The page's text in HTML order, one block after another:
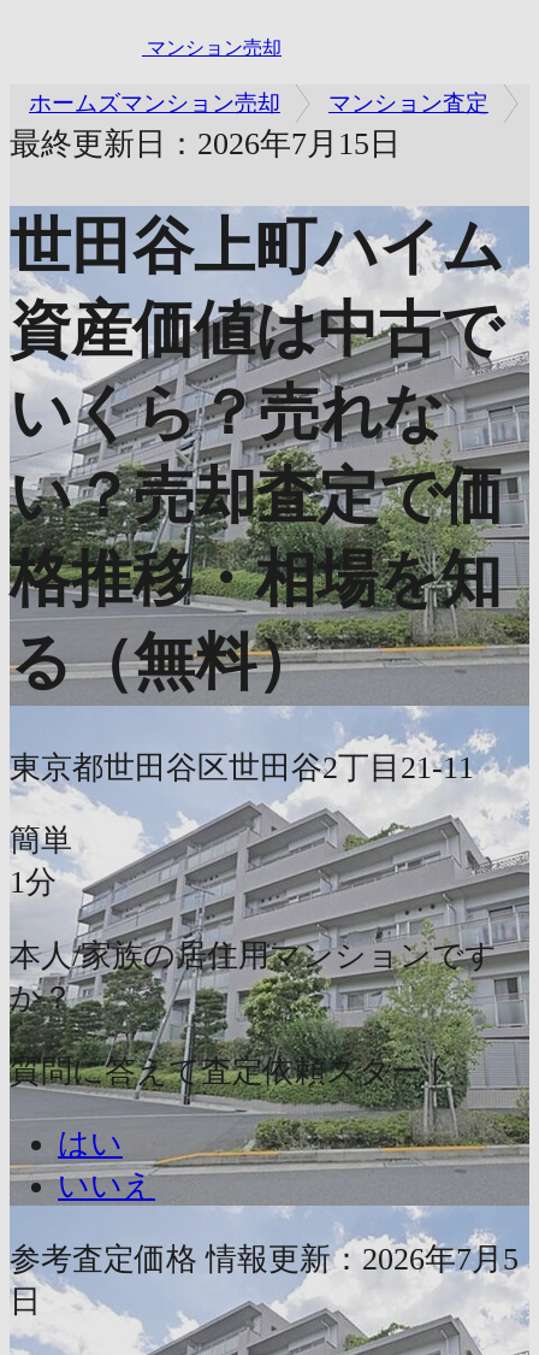
マンション売却
ホームズマンション売却 マンション査定
最終更新日：2026年7月15日
世田谷上町ハイム
資産価値は中古で
いくら？売れな
い？売却査定で価
格推移・相場を知
る（無料）
東京都世田谷区世田谷2丁目21-11
簡単
1分
本人/家族の居住用マンションです
か？
質問に答えて査定依頼スタート
はい
いいえ
参考査定価格 情報更新：2026年7月5
日